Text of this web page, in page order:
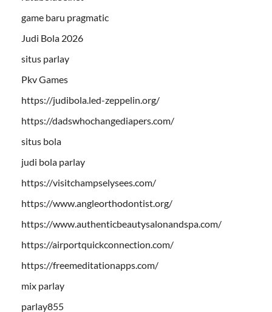
game baru pragmatic
Judi Bola 2026
situs parlay
Pkv Games
https://judibola.led-zeppelin.org/
https://dadswhochangediapers.com/
situs bola
judi bola parlay
https://visitchampselysees.com/
https://www.angleorthodontist.org/
https://www.authenticbeautysalonandspa.com/
https://airportquickconnection.com/
https://freemeditationapps.com/
mix parlay
parlay855